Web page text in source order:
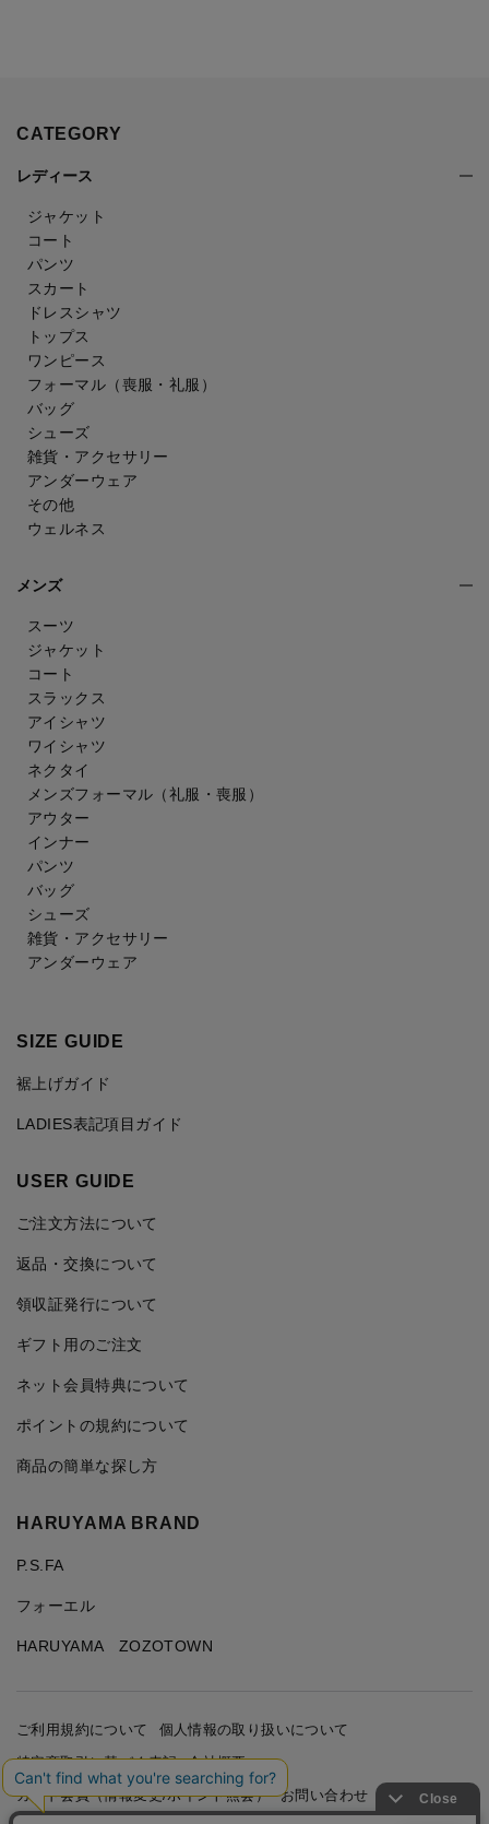
CATEGORY
レディース
ジャケット
コート
パンツ
スカート
ドレスシャツ
トップス
ワンピース
フォーマル（喪服・礼服）
バッグ
シューズ
雑貨・アクセサリー
アンダーウェア
その他
ウェルネス
メンズ
スーツ
ジャケット
コート
スラックス
アイシャツ
ワイシャツ
ネクタイ
メンズフォーマル （礼服・喪服）
アウター
インナー
パンツ
バッグ
シューズ
雑貨・アクセサリー
アンダーウェア
SIZE GUIDE
裾上げガイド
LADIES表記項目ガイド
USER GUIDE
ご注文方法について
返品・交換について
領収証発行について
ギフト用のご注文
ネット会員特典について
ポイントの規約について
商品の簡単な探し方
HARUYAMA BRAND
P.S.FA
フォーエル
HARUYAMA ZOZOTOWN
ご利用規約について
個人情報の取り扱いについて
特定商取引に基づく表記
会社概要
カード会員（情報変更/ポイント照会）
お問い合わせ